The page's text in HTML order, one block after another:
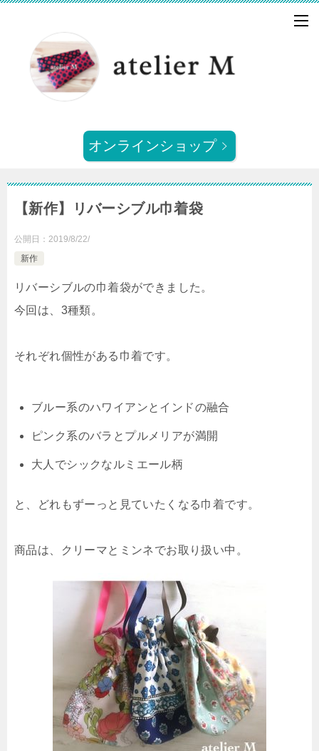
オンラインショップ
【新作】リバーシブル巾着袋
公開日： 2019/8/22/
新作
リバーシブルの巾着袋ができました。
今回は、3種類。
それぞれ個性がある巾着です。
ブルー系のハワイアンとインドの融合
ピンク系のバラとプルメリアが満開
大人でシックなルミエール柄
と、どれもずーっと見ていたくなる巾着です。
商品は、クリーマとミンネでお取り扱い中。